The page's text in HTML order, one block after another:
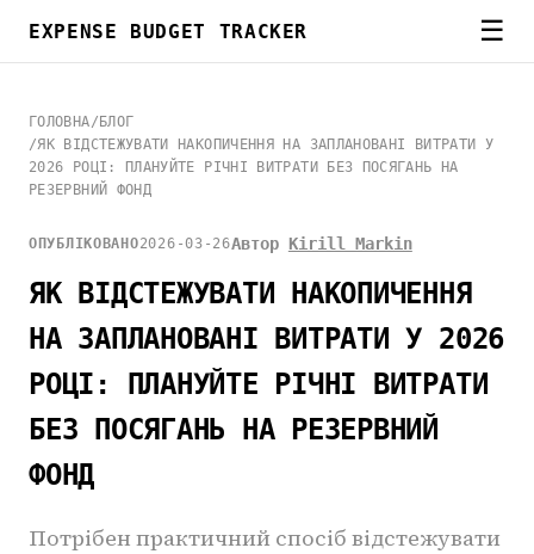
EXPENSE BUDGET TRACKER ☰
ГОЛОВНА/ БЛОГ
/ЯК ВІДСТЕЖУВАТИ НАКОПИЧЕННЯ НА ЗАПЛАНОВАНІ ВИТРАТИ У
2026 РОЦІ: ПЛАНУЙТЕ РІЧНІ ВИТРАТИ БЕЗ ПОСЯГАНЬ НА
РЕЗЕРВНИЙ ФОНД
ОПУБЛІКОВАНО2026-03-26Автор Kirill Markin
ЯК ВІДСТЕЖУВАТИ НАКОПИЧЕННЯ
НА ЗАПЛАНОВАНІ ВИТРАТИ У 2026
РОЦІ: ПЛАНУЙТЕ РІЧНІ ВИТРАТИ
БЕЗ ПОСЯГАНЬ НА РЕЗЕРВНИЙ
ФОНД
Потрібен практичний спосіб відстежувати